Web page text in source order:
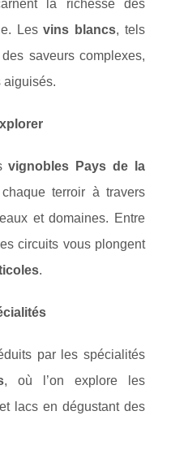
la richesse des
Lesvins blancs, tels
saveurs complexes,
aiguisés.
vignobles Pays de la
terroir à travers
et domaines. Entre
circuits vous plongent
.
par les spécialités
, où l’on explore les
lacs en dégustant des